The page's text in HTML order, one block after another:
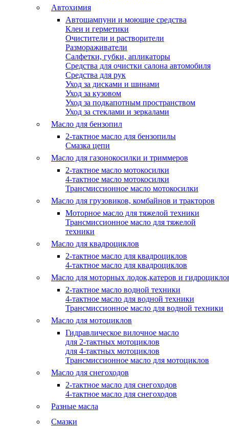
Автохимия
Автошампуни и моющие средства
Клеи и герметики
Очистители и растворители
Размораживатели
Салфетки, губки, апликаторы
Средства для очистки салона автомобиля
Средства для рук
Уход за дисками и шинами
Уход за кузовом
Уход за подкапотным пространством
Уход за стеклами и зеркалами
Масло для бензопил
2-тактное масло для бензопилы
Cмазка цепи
Масло для газонокосилки и триммеров
2-тактное масло мотокосилки
4-тактное масло мотокосилки
Трансмиссионное масло мотокосилки
Масло для грузовиков, комбайнов и тракторов
Моторное масло для тяжелой техники
Трансмиссионное масло для тяжелой
техники
Масло для квадроциклов
2-тактное масло для квадроциклов
4-тактное масло для квадроциклов
Масло для моторных лодок,катеров и
2-тактное масло водной техники
4-тактное масло для водной техники
Трансмиссионное масло для водной техники
Масло для мотоциклов
Гидравлическое вилочное масло
для 2-тактных мотоциклов
для 4-тактных мотоциклов
Трансмиссионное масло для мотоциклов
Масло для снегоходов
2-тактное масло для снегоходов
4-тактное масло для снегоходов
Разные масла
Смазки